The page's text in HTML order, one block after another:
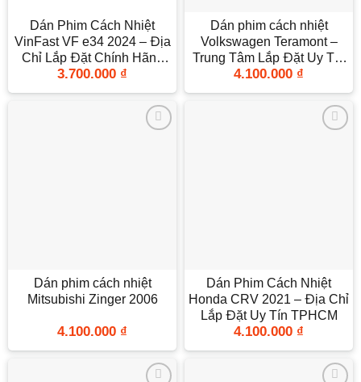
Dán Phim Cách Nhiệt
VinFast VF e34 2024 – Địa
Chỉ Lắp Đặt Chính Hãng
TPHCM
3.700.000 ₫
Dán phim cách nhiệt
Volkswagen Teramont –
Trung Tâm Lắp Đặt Uy Tín
TPHCM
4.100.000 ₫
Dán phim cách nhiệt
Mitsubishi Zinger 2006
4.100.000 ₫
Dán Phim Cách Nhiệt
Honda CRV 2021 – Địa Chỉ
Lắp Đặt Uy Tín TPHCM
4.100.000 ₫